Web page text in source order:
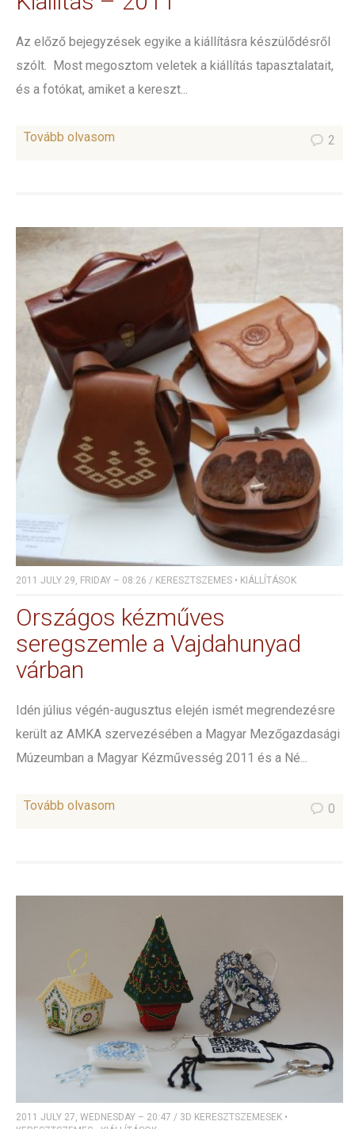
Az előző bejegyzések egyike a kiállításra készülődésről
szólt. Most megosztom veletek a kiállítás tapasztalatait,
és a fotókat, amiket a kereszt...
Tovább olvasom 2
2011 JULY 29, FRIDAY – 08:26 / KERESZTSZEMES • KIÁLLÍTÁSOK
Országos kézműves
seregszemle a Vajdahunyad
várban
Idén július végén-augusztus elején ismét megrendezésre
került az AMKA szervezésében a Magyar Mezőgazdasági
Múzeumban a Magyar Kézművesség 2011 és a Né...
Tovább olvasom 0
2011 JULY 27, WEDNESDAY – 20:47 / 3D KERESZTSZEMESEK •